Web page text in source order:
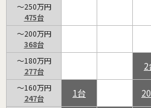
～250万円
475
～200万円
368
～180万円
277
2
～160万円
247
1 20